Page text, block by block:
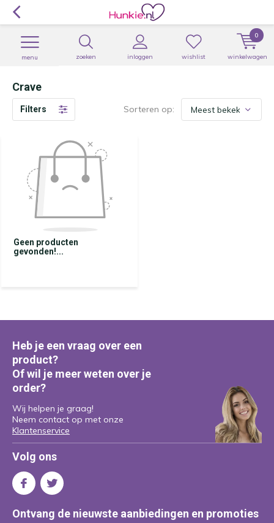
zoeken inloggen
menu wishlist winkelwagen
0
Crave
Filters Sorteren op:
Geen producten
gevonden!...
Heb je een vraag over een
product?
Of wil je meer weten over je
order?
Wij helpen je graag!
Neem contact op met onze
Klantenservice
Volg ons
Ontvang de nieuwste aanbiedingen en promoties